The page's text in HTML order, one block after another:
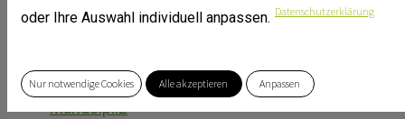
Klapperschwamm
Lungenseitling
Mandelpilz
oder Ihre Auswahl individuell anpassen. Datenschutzerklärung
Nur notwendige Cookies Alle akzeptieren Anpassen